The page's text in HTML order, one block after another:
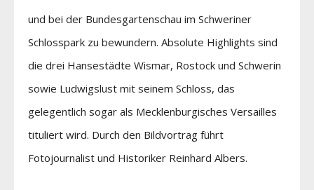
und bei der Bundesgartenschau im Schweriner
Schlosspark zu bewundern. Absolute Highlights sind
die drei Hansestädte Wismar, Rostock und Schwerin
sowie Ludwigslust mit seinem Schloss, das
gelegentlich sogar als Mecklenburgisches Versailles
tituliert wird. Durch den Bildvortrag führt
Fotojournalist und Historiker Reinhard Albers.